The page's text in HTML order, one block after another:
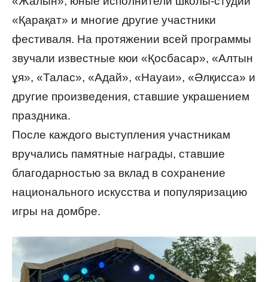
«Қарақат» и многие другие участники
фестиваля. На протяжении всей программы
звучали известные кюи «Қосбасар», «Алтын
ұя», «Талас», «Адай», «Науаи», «Әлқисса» и
другие произведения, ставшие украшением
праздника.
После каждого выступления участникам
вручались памятные награды, ставшие
благодарностью за вклад в сохранение
национального искусства и популяризацию
игры на домбре.